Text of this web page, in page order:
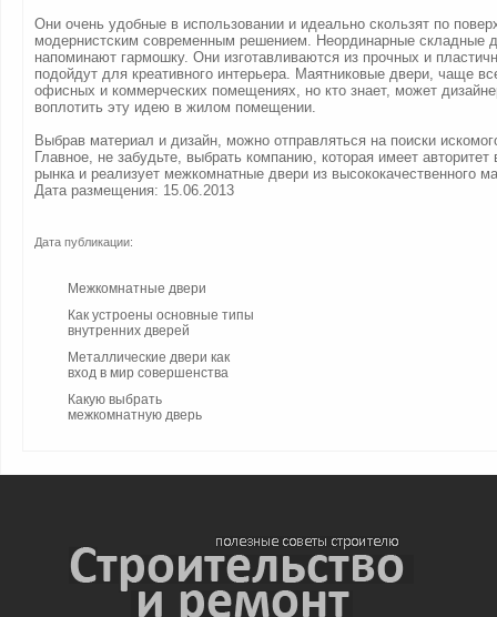
Они очень удобные в использовании и идеально скользят по
модернистским современным решением. Неординарные складные
напоминают гармошку. Они изготавливаются из прочных и
подойдут для креативного интерьера. Маятниковые двери, чаще
офисных и коммерческих помещениях, но кто знает, может
воплотить эту идею в жилом помещении.
Выбрав материал и дизайн, можно отправляться на поиски
Главное, не забудьте, выбрать компанию, которая имеет авторитет
рынка и реализует межкомнатные двери из высококачественного
Дата размещения: 15.06.2013
Дата публикации:
Межкомнатные двери
Как устроены основные типы
внутренних дверей
Металлические двери как
вход в мир совершенства
Какую выбрать
межкомнатную дверь